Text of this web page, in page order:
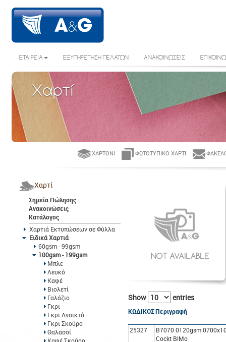
ΕΤΑΙΡΕΙΑ ΕΞΥΠΗΡΕΤΗΣΗ ΠΕΛΑΤΩΝ ΑΝΑΚΟΙΝΩΣΕΙΣ
Χαρτί
ΧΑΡΤΌΝΙ ΦΩΤΟΤΥΠΙΚΌ ΧΑΡΤΊ
Χαρτί
Σημεία Πώλησης
Ανακοινώσεις
Κατάλογος
Χαρτιά Εκτυπώσεων σε Φύλλα
Ειδικά Χαρτιά
60gsm - 99gsm
100gsm - 199gsm
Μπλε
Λευκό
Καφέ
Βιολετί
Γαλάζιο
Γκρι
Γκρι Ανοικτό
Γκρι Σκούρο
Θαλασσί
Show entries
ΚΩΔΙΚΟΣΠεριγραφή
25327
B7070 0120gsm
Cockt BlMo